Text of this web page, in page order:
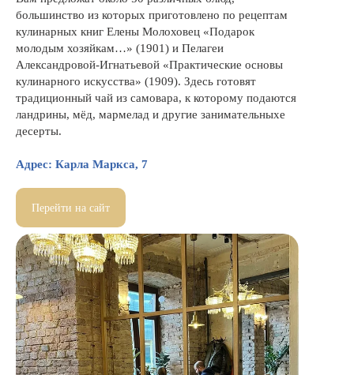
большинство из которых приготовлено по рецептам
кулинарных книг Елены Молоховец «Подарок
молодым хозяйкам…» (1901) и Пелагеи
Александровой-Игнатьевой «Практические основы
кулинарного искусства» (1909). Здесь готовят
традиционный чай из самовара, к которому подаются
ландрины, мёд, мармелад и другие занимательныхе
десерты.
Адрес: Карла Маркса, 7
Перейти на сайт